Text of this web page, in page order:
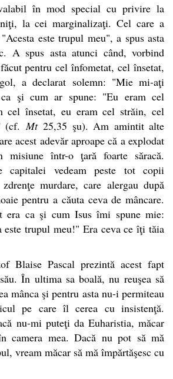
în mod special cu privire la
la cei marginalizaţi. Cel care a
este trupul meu", a spus asta
A spus asta atunci când, vorbind
pentru cel înfometat, cel însetat,
a declarat solemn: "Mie mi-aţi
şi cum ar spune: "Eu eram cel
cel însetat, eu eram cel străin, cel
(cf. Mt25,35 şu). Am amintit alte
acest adevăr aproape că a explodat
într-o ţară foarte săracă.
capitalei vedeam peste tot copii
murdare, care alergau după
pentru a căuta ceva de mâncare.
era ca şi cum Isus îmi spune mie:
este trupul meu!" Era ceva ce îţi tăia
Blaise Pascal prezintă acest fapt
În ultima sa boală, nu reuşea să
mânca şi pentru asta nu-i permiteau
pe care îl cerea cu insistenţă.
nu-mi puteţi da Euharistia, măcar
camera mea. Dacă nu pot să mă
vream măcar să mă împărtăşesc cu